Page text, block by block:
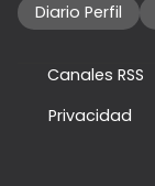
Diario Perfil
Canales RSS
Privacidad